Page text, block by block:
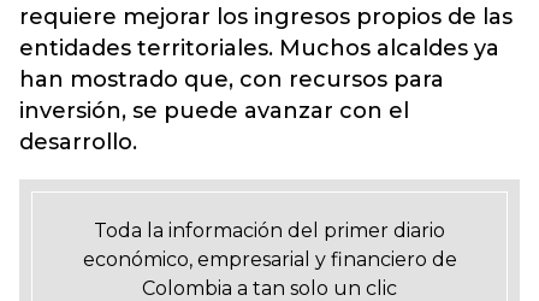
requiere mejorar los ingresos propios de las
entidades territoriales. Muchos alcaldes ya
han mostrado que, con recursos para
inversión, se puede avanzar con el
desarrollo.
Toda la información del primer diario
económico, empresarial y financiero de
Colombia a tan solo un clic